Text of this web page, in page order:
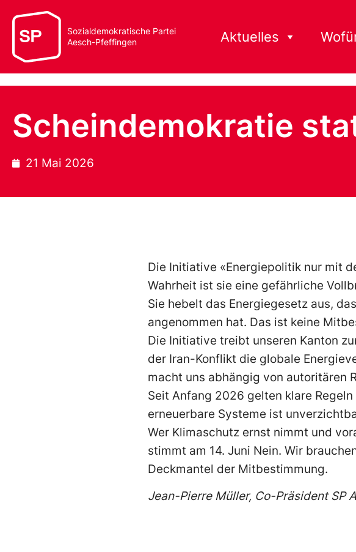
Sozialdemokratische Partei
Aesch-Pfeffingen
Aktuelles
Scheindemokratie
21 Mai 2026
Die Initiative «Energiepolitik nur mit
Wahrheit ist sie eine gefährliche
Sie hebelt das Energiegesetz aus,
angenommen hat. Das ist keine
Die Initiative treibt unseren Kanton
der Iran-Konflikt die globale
macht uns abhängig von autoritären
Seit Anfang 2026 gelten klare
erneuerbare Systeme ist
Wer Klimaschutz ernst nimmt und
stimmt am 14. Juni Nein. Wir
Deckmantel der Mitbestimmung.
Jean-Pierre Müller, Co-Präsident SP